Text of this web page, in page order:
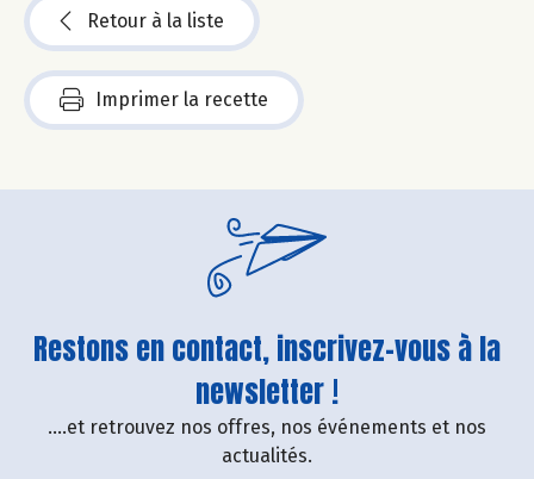
Retour à la liste
Imprimer la recette
Restons en contact, inscrivez-vous à la
newsletter !
....et retrouvez nos offres, nos événements et nos
actualités.